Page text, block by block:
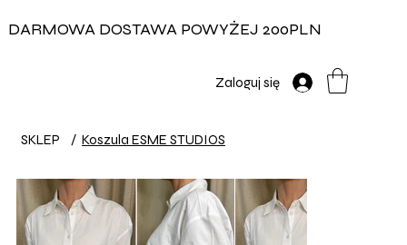
DARMOWA DOSTAWA POWYŻEJ 200PLN
Zaloguj się
SKLEP / Koszula ESME STUDIOS